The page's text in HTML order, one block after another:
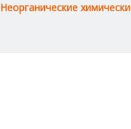
Неорганические